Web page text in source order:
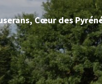
Cœur des